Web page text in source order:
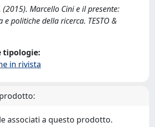
(2015). Marcello Cini e il presente:
politiche della ricerca. TESTO &
tipologie:
in rivista
associati a questo prodotto.